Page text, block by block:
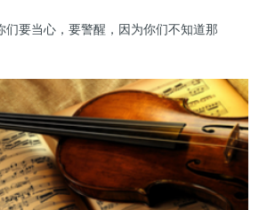
们要当心，要警醒，因为你们不知道那